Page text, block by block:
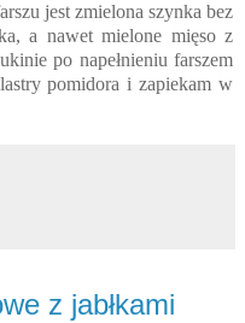
jest zmielona szynka bez
a nawet mielone mięso z
po napełnieniu farszem
pomidora i zapiekam w
z jabłkami